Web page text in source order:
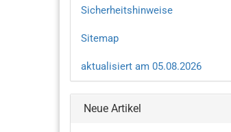
Sicherheitshinweise
Sitemap
aktualisiert am 05.08.2026
Neue Artikel